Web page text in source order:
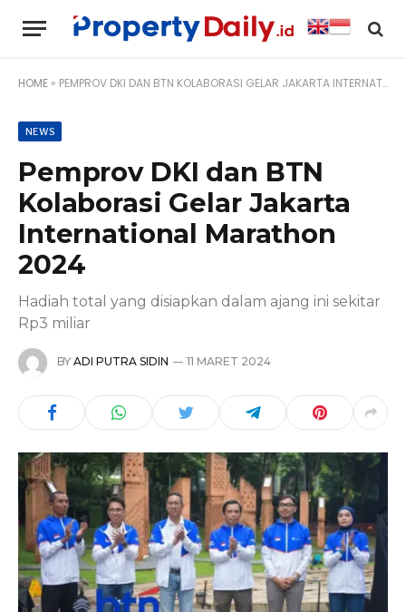
HOME » PEMPROV DKI DAN BTN KOLABORASI GELAR JAKARTA INTERNATIONAL MARATHON 2024
NEWS
Pemprov DKI dan BTN
Kolaborasi Gelar Jakarta
International Marathon
2024
Hadiah total yang disiapkan dalam ajang ini sekitar
Rp3 miliar
BY ADI PUTRA SIDIN 11 MARET 2024